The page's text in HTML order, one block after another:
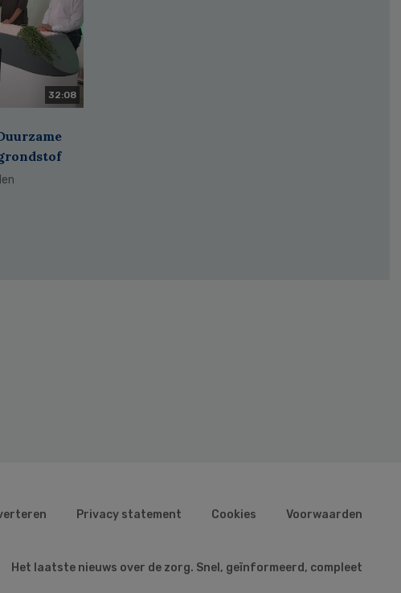
32:08
Privacy statement Cookies Voorwaarden
Het laatste nieuws over de zorg. Snel, geïnformeerd, compleet